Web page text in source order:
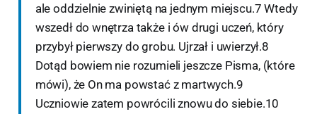
ale oddzielnie zwiniętą na jednym miejscu.7 Wtedy
wszedł do wnętrza także i ów drugi uczeń, który
przybył pierwszy do grobu. Ujrzał i uwierzył.8
Dotąd bowiem nie rozumieli jeszcze Pisma, (które
mówi), że On ma powstać z martwych.9
Uczniowie zatem powrócili znowu do siebie.10